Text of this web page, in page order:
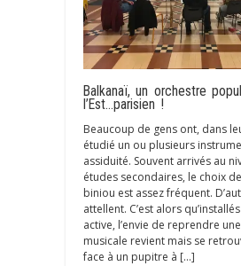
Balkanaï, un orchestre
l’Est…parisien !
Beaucoup de gens ont, dans
étudié un ou plusieurs
assiduité. Souvent arrivés au
études secondaires, le choix
biniou est assez fréquent.
attellent. C’est alors
active, l’envie de reprendre
musicale revient mais se
face à un pupitre à […]